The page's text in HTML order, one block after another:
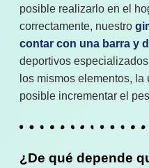
posible realizarlo en el
correctamente, nuestro
contar con una barra y
deportivos
los mismos elementos,
posible incrementar el
¿De qué depende